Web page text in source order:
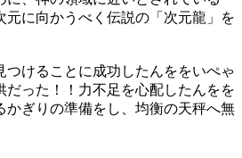
元に向かうべく伝説の「次元龍」を
けることに成功したんををいぺゃ
だった！！力不足を心配したんをを
かぎりの準備をし、均衡の天秤へ無